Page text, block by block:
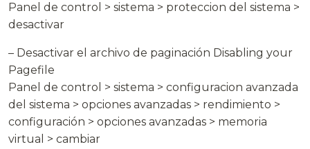
Panel de control > sistema > proteccion del sistema >
desactivar
– Desactivar el archivo de paginación Disabling your
Pagefile
Panel de control > sistema > configuracion avanzada
del sistema > opciones avanzadas > rendimiento >
configuración > opciones avanzadas > memoria
virtual > cambiar